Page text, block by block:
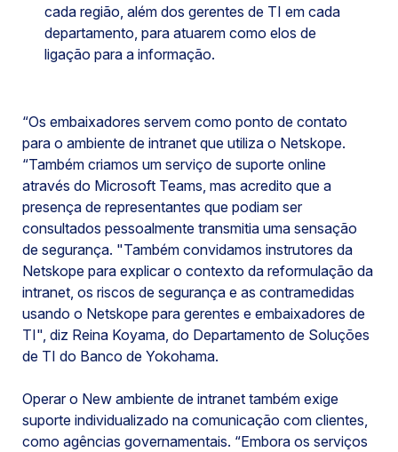
cada região, além dos gerentes de TI em cada
departamento, para atuarem como elos de
ligação para a informação.
“Os embaixadores servem como ponto de contato
para o ambiente de intranet que utiliza o Netskope.
“Também criamos um serviço de suporte online
através do Microsoft Teams, mas acredito que a
presença de representantes que podiam ser
consultados pessoalmente transmitia uma sensação
de segurança. "Também convidamos instrutores da
Netskope para explicar o contexto da reformulação da
intranet, os riscos de segurança e as contramedidas
usando o Netskope para gerentes e embaixadores de
TI", diz Reina Koyama, do Departamento de Soluções
de TI do Banco de Yokohama.
Operar o New ambiente de intranet também exige
suporte individualizado na comunicação com clientes,
como agências governamentais. “Embora os serviços